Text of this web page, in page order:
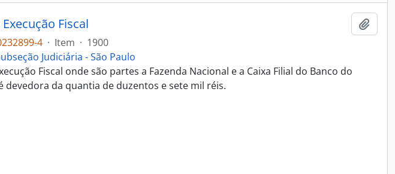
Fiscal
4 · Item · 1900
Judiciária - São Paulo
Fiscal onde são partes a Fazenda Nacional e a Caixa Filial do Banco do
devedora da quantia de duzentos e sete mil réis.